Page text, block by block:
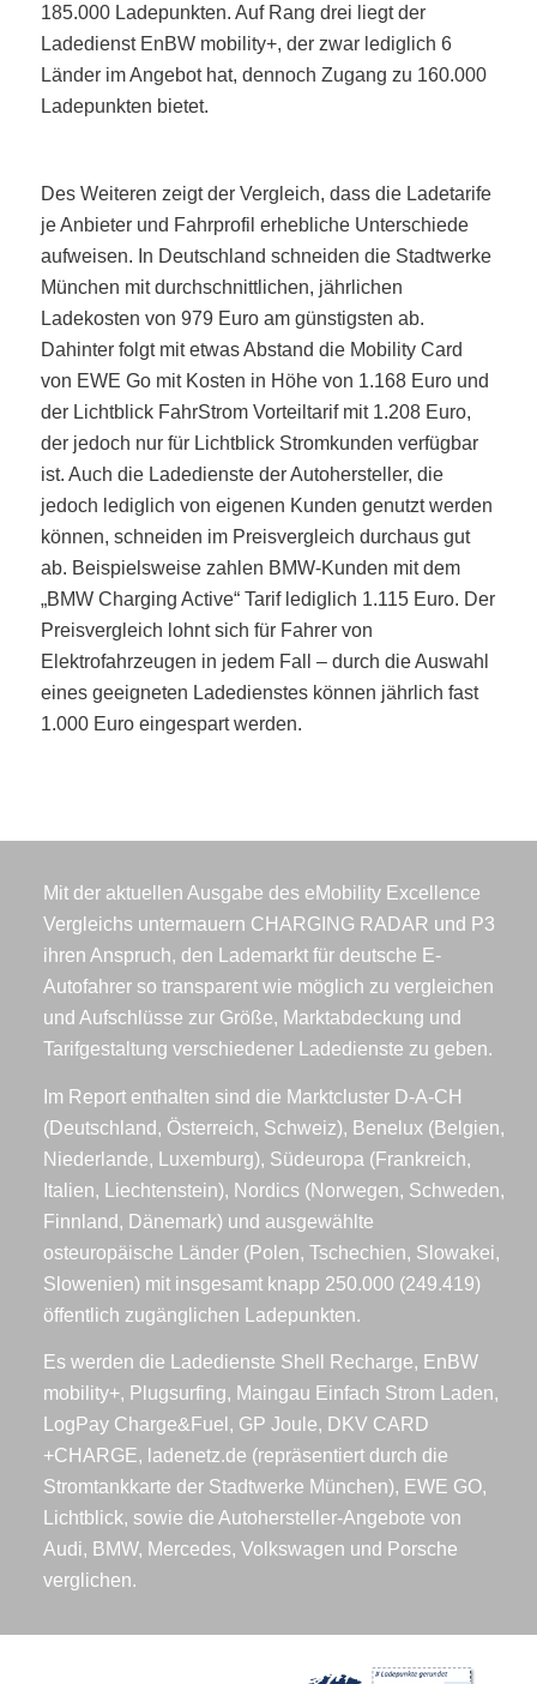
185.000 Ladepunkten. Auf Rang drei liegt der
Ladedienst EnBW mobility+, der zwar lediglich 6
Länder im Angebot hat, dennoch Zugang zu 160.000
Ladepunkten bietet.
Des Weiteren zeigt der Vergleich, dass die Ladetarife
je Anbieter und Fahrprofil erhebliche Unterschiede
aufweisen. In Deutschland schneiden die Stadtwerke
München mit durchschnittlichen, jährlichen
Ladekosten von 979 Euro am günstigsten ab.
Dahinter folgt mit etwas Abstand die Mobility Card
von EWE Go mit Kosten in Höhe von 1.168 Euro und
der Lichtblick FahrStrom Vorteiltarif mit 1.208 Euro,
der jedoch nur für Lichtblick Stromkunden verfügbar
ist. Auch die Ladedienste der Autohersteller, die
jedoch lediglich von eigenen Kunden genutzt werden
können, schneiden im Preisvergleich durchaus gut
ab. Beispielsweise zahlen BMW-Kunden mit dem
„BMW Charging Active“ Tarif lediglich 1.115 Euro. Der
Preisvergleich lohnt sich für Fahrer von
Elektrofahrzeugen in jedem Fall – durch die Auswahl
eines geeigneten Ladedienstes können jährlich fast
1.000 Euro eingespart werden.
Mit der aktuellen Ausgabe des eMobility Excellence
Vergleichs untermauern CHARGING RADAR und P3
ihren Anspruch, den Lademarkt für deutsche E-
Autofahrer so transparent wie möglich zu vergleichen
und Aufschlüsse zur Größe, Marktabdeckung und
Tarifgestaltung verschiedener Ladedienste zu geben.
Im Report enthalten sind die Marktcluster D-A-CH
(Deutschland, Österreich, Schweiz), Benelux (Belgien,
Niederlande, Luxemburg), Südeuropa (Frankreich,
Italien, Liechtenstein), Nordics (Norwegen, Schweden,
Finnland, Dänemark) und ausgewählte
osteuropäische Länder (Polen, Tschechien, Slowakei,
Slowenien) mit insgesamt knapp 250.000 (249.419)
öffentlich zugänglichen Ladepunkten.
Es werden die Ladedienste Shell Recharge, EnBW
mobility+, Plugsurfing, Maingau Einfach Strom Laden,
LogPay Charge&Fuel, GP Joule, DKV CARD
+CHARGE, ladenetz.de (repräsentiert durch die
Stromtankkarte der Stadtwerke München), EWE GO,
Lichtblick, sowie die Autohersteller-Angebote von
Audi, BMW, Mercedes, Volkswagen und Porsche
verglichen.